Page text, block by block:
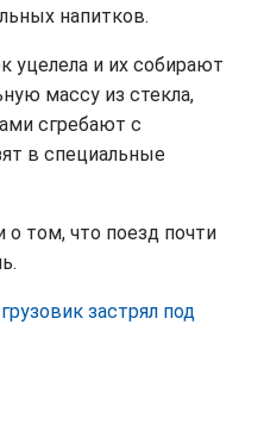
напитков.
уцелела и их собирают
массу из стекла,
сгребают с
в специальные
том, что поезд почти
грузовик застрял под